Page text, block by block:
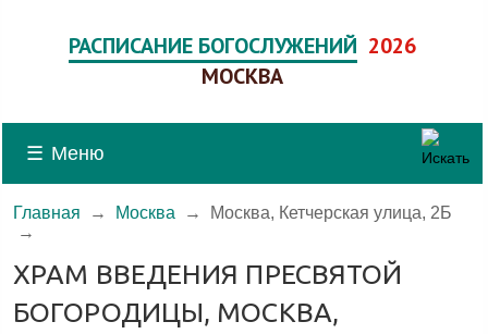
РАСПИСАНИЕ БОГОСЛУЖЕНИЙ 2026
МОСКВА
☰ Меню
Главная → Москва →
Москва, Кетчерская улица, 2Б
→
ХРАМ ВВЕДЕНИЯ ПРЕСВЯТОЙ
БОГОРОДИЦЫ, МОСКВА,